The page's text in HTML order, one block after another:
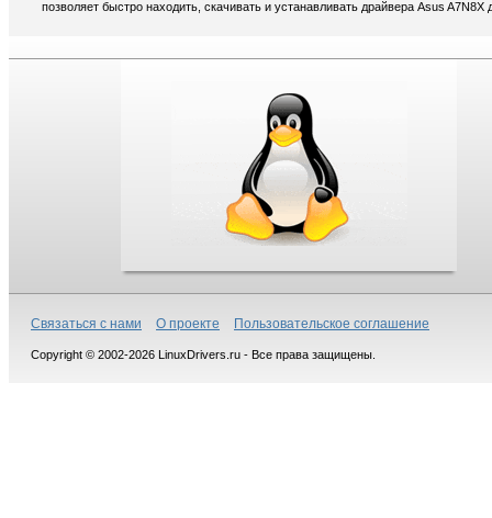
позволяет быстро находить, скачивать и устанавливать драйвера Asus A7N8X
Связаться с нами О проекте Пользовательское соглашение
Copyright © 2002-2026 LinuxDrivers.ru - Все права защищены.